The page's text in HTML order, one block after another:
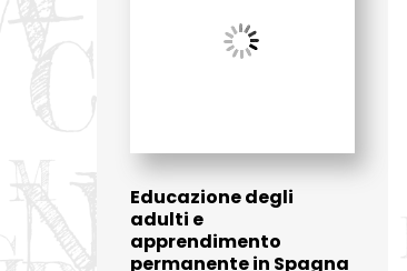
Educazione degli
adulti e
apprendimento
permanente in Spagna